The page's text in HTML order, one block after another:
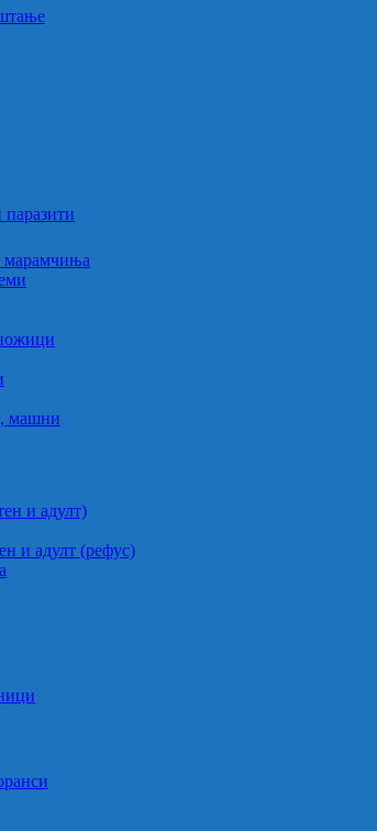
машни
и адулт)
и адулт (рефус)